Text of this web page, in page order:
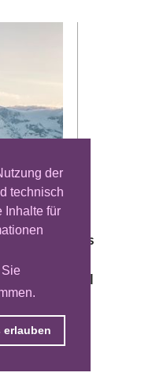
der
technisch
Inhalte für
Sie
erlauben
dazu auf das
Konkret soll
die auf